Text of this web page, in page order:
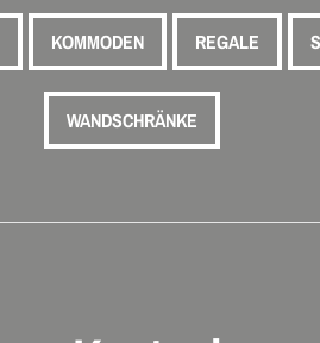
KOMMODEN REGALE
WANDSCHRÄNKE